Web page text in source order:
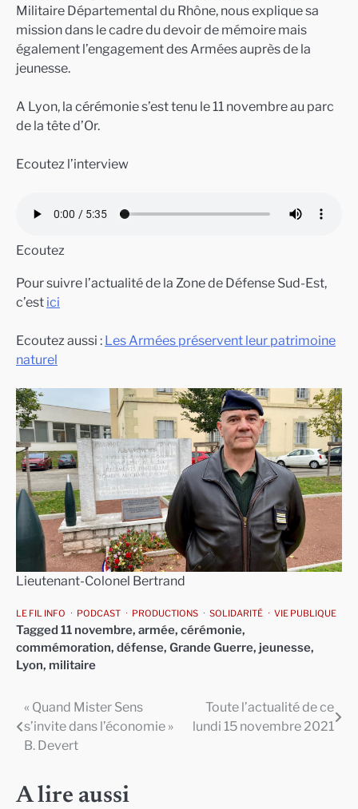
Militaire Départemental du Rhône, nous explique sa
mission dans le cadre du devoir de mémoire mais
également l’engagement des Armées auprès de la
jeunesse.
A Lyon, la cérémonie s’est tenu le 11 novembre au parc
de la tête d’Or.
Ecoutez l’interview
Ecoutez
Pour suivre l’actualité de la Zone de Défense Sud-Est,
c’est ici
Ecoutez aussi : Les Armées préservent leur patrimoine
naturel
Lieutenant-Colonel Bertrand
LE FIL INFO PODCAST PRODUCTIONS SOLIDARITÉ VIE PUBLIQUE
Tagged 11 novembre, armée, cérémonie,
commémoration, défense, Grande Guerre, jeunesse,
Lyon, militaire
Navigation
de
« Quand Mister Sens
s’invite dans l’économie »
B. Devert
Toute l’actualité de ce
lundi 15 novembre 2021
A lire aussi